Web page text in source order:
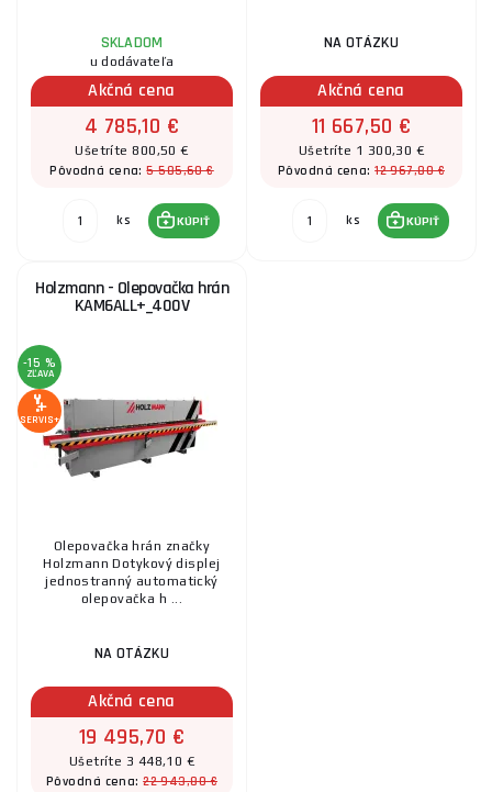
SKLADOM
u dodávateľa
Akčná cena
4 785,10 €
Ušetríte 800,50 €
Pôvodná cena:5 585,60 €
ks KÚPIŤ
NA OTÁZKU
Akčná cena
11 667,50 €
Ušetríte 1 300,30 €
Pôvodná cena:12 967,80 €
ks KÚPIŤ
Holzmann - Olepovačka hrán
KAM6ALL+_400V
-15 %
ZĽAVA
SERVIS+
Olepovačka hrán značky
Holzmann Dotykový displej
jednostranný automatický
olepovačka h ...
NA OTÁZKU
Akčná cena
19 495,70 €
Ušetríte 3 448,10 €
Pôvodná cena:22 943,80 €